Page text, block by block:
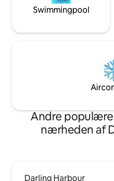
Swimmingpool
Andre
nærheden af
Darling Harbour